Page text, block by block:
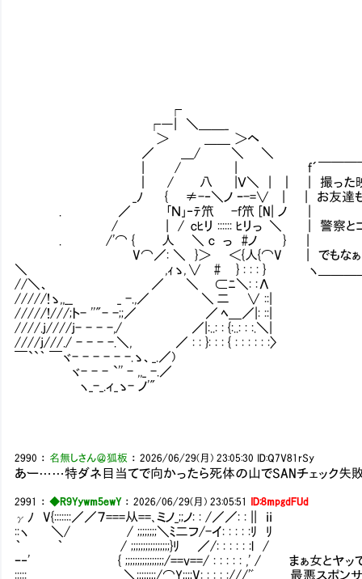
┌
┌―| ＼＿＿_
＞ ＿＿ ＞ヘ
／ ＿/ ＼ ＼
| / | f´￣￣￣￣￣￣￣￣￣￣￣
｜ / 八 |Ｖ＼ | ｜ | 撮った
_ﾉ { ≠-‐＼ノ ｰ-=∨ | | お友達も
. ／ ｢Ｎ｣‐ﾃ笊 -f
/ | / cﾋリ :::::: ﾋリっ ＼ | 警察とコネありそ
. /'⌒ { 人 ＼ c
V⌒／: ＼ }＞ ＜{人{⌒V
＼ ,ｨゝ, ∨ # } : : : } ヽ＿＿＿＿＿＿＿＿
//＼、 ／ ＼ ⊂ﾆ＼: :Λ
/////!ゝ,,__ _ -.,／ ＼ 二 ∨ ::|
/////!///;ト- ''"- -;;／ ／ ﾍ＿／|: ::|
////.j////j- - - -,/ ／|:..: : {:..: : :.＼|
////j///./ - - - -.＼, ／ : : }: : : { : : : : : :〉
￣``｀ ￣ヾ- - - - - -.ゝ、_.／)
ヾ- - - `'' - ,,_ -.／
ヽ_-_.ィ_ゝ- ノ'"
2990 ： 名無しさん＠狐板 ：2026/06/29(月) 23:05:30 ID:Q7V81rSy
あー……特ダネ目当てで向かったら死体の山でSANチェック失
2991 ：◆R9Yywm5ewY：2026/06/29(月) 23:05:51 ID:8mpgdFUd
γﾉ V{:::::::／／７===从==､ミノ_;;ノ: : /／／: : || ｉｉ
::ヽ ＼/ / ;;;;;;;;＼ﾐ二フ/-イ: : : : :ﾘ ﾘ
｀ ｀ / ;;;;;;;;;;;;;;;;}ﾘ ／/: : : : : :l /
ｰ‐' { ;;;;;;;;;;;;;;;;/==v==/ : : : : : ,' / まぁ女とヤッて足が
::::: ＼;;;;;;;;/⌒Y;;;;V: : : : :///'ﾞ 最悪スポンサーに